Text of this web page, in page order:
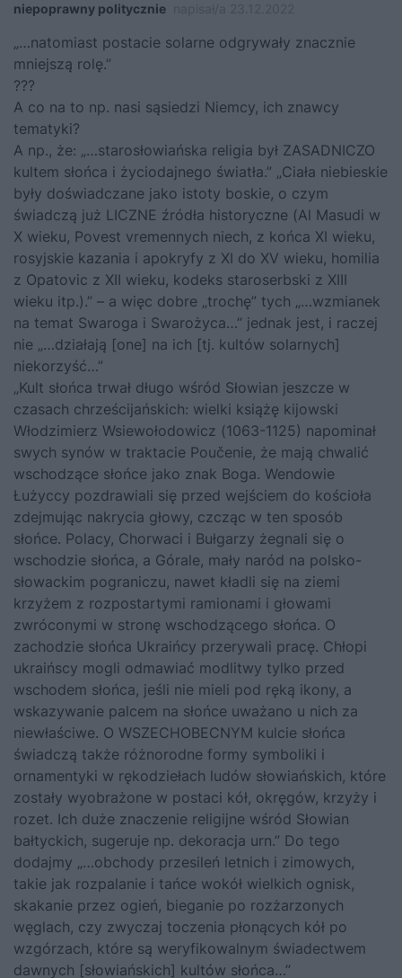
niepoprawny politycznie
„…natomiast postacie solarne odgrywały znacznie
mniejszą rolę.”
???
A co na to np. nasi sąsiedzi Niemcy, ich znawcy
tematyki?
A np., że: „…starosłowiańska religia był ZASADNICZO
kultem słońca i życiodajnego światła.” „Ciała niebieskie
były doświadczane jako istoty boskie, o czym
świadczą już LICZNE źródła historyczne (Al Masudi w
X wieku, Povest vremennych niech, z końca XI wieku,
rosyjskie kazania i apokryfy z XI do XV wieku, homilia
z Opatovic z XII wieku, kodeks staroserbski z XIII
wieku itp.).” – a więc dobre „trochę” tych „…wzmianek
na temat Swaroga i Swarożyca…” jednak jest, i raczej
nie „…działają [one] na ich [tj. kultów solarnych]
niekorzyść…”
„Kult słońca trwał długo wśród Słowian jeszcze w
czasach chrześcijańskich: wielki książę kijowski
Włodzimierz Wsiewołodowicz (1063-1125) napominał
swych synów w traktacie Poučenie, że mają chwalić
wschodzące słońce jako znak Boga. Wendowie
Łużyccy pozdrawiali się przed wejściem do kościoła
zdejmując nakrycia głowy, czcząc w ten sposób
słońce. Polacy, Chorwaci i Bułgarzy żegnali się o
wschodzie słońca, a Górale, mały naród na polsko-
słowackim pograniczu, nawet kładli się na ziemi
krzyżem z rozpostartymi ramionami i głowami
zwróconymi w stronę wschodzącego słońca. O
zachodzie słońca Ukraińcy przerywali pracę. Chłopi
ukraińscy mogli odmawiać modlitwy tylko przed
wschodem słońca, jeśli nie mieli pod ręką ikony, a
wskazywanie palcem na słońce uważano u nich za
niewłaściwe. O WSZECHOBECNYM kulcie słońca
świadczą także różnorodne formy symboliki i
ornamentyki w rękodziełach ludów słowiańskich, które
zostały wyobrażone w postaci kół, okręgów, krzyży i
rozet. Ich duże znaczenie religijne wśród Słowian
bałtyckich, sugeruje np. dekoracja urn.” Do tego
dodajmy „…obchody przesileń letnich i zimowych,
takie jak rozpalanie i tańce wokół wielkich ognisk,
skakanie przez ogień, bieganie po rozżarzonych
węglach, czy zwyczaj toczenia płonących kół po
wzgórzach, które są weryfikowalnym świadectwem
dawnych [słowiańskich] kultów słońca…”